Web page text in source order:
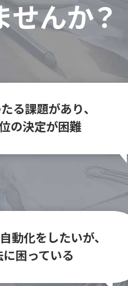
んか？
る課題があり、
の決定が困難
動化をしたいが、
困っている